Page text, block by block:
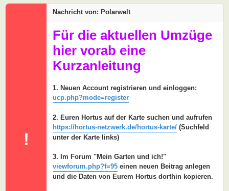
t
!
Nachricht von: Polarwelt
Für die aktuellen Umzüge
hier vorab eine
Kurzanleitung
1. Neuen Account registrieren und einloggen:
ucp.php?mode=register
2. Euren Hortus auf der Karte suchen und aufrufen
https://hortus-netzwerk.de/hortus-karte/ (Suchfeld
unter der Karte links)
3. Im Forum "Mein Garten und ich!"
viewforum.php?f=95 einen neuen Beitrag anlegen
und die Daten von Eurem Hortus dorthin kopieren.